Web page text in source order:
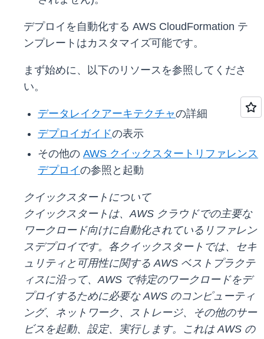
デプロイを自動化する AWS CloudFormation テ
ンプレートはカスタマイズ可能です。
まず始めに、以下のリソースを参照してくださ
い。
データレイクアーキテクチャの詳細
デプロイガイドの表示
その他の AWS クイックスタートリファレンス
デプロイの参照と起動
クイックスタートについて
クイックスタートは、AWS クラウドでの主要な
ワークロード向けに自動化されているリファレン
スデプロイです。各クイックスタートでは、セキ
ュリティと可用性に関する AWS ベストプラクテ
ィスに沿って、AWS で特定のワークロードをデ
プロイするために必要な AWS のコンピューティ
ング、ネットワーク、ストレージ、その他のサー
ビスを起動、設定、実行します。これは AWS の